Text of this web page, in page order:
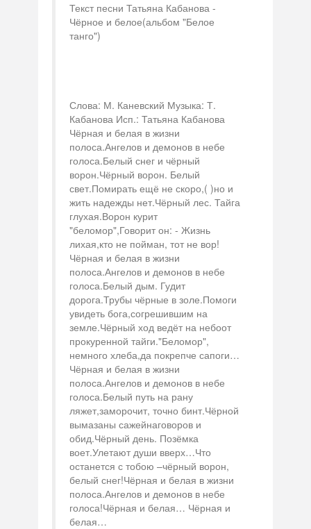
Текст песни Татьяна Кабанова -
Чёрное и белое(альбом "Белое
танго")
Слова: М. Каневский Музыка: Т.
Кабанова Исп.: Татьяна Кабанова
Чёрная и белая в жизни
полоса.Ангелов и демонов в небе
голоса.Белый снег и чёрный
ворон.Чёрный ворон. Белый
свет.Помирать ещё не скоро,( )но и
жить надежды нет.Чёрный лес. Тайга
глухая.Ворон курит
"беломор",Говорит он: - Жизнь
лихая,кто не пойман, тот не вор!
Чёрная и белая в жизни
полоса.Ангелов и демонов в небе
голоса.Белый дым. Гудит
дорога.Трубы чёрные в золе.Помоги
увидеть бога,согрешившим на
земле.Чёрный ход ведёт на небоот
прокуренной тайги."Беломор",
немного хлеба,да покрепче сапоги…
Чёрная и белая в жизни
полоса.Ангелов и демонов в небе
голоса.Белый путь на рану
ляжет,заморочит, точно бинт.Чёрной
вымазаны сажейнаговоров и
обид.Чёрный день. Позёмка
воет.Улетают души вверх…Что
останется с тобою –чёрный ворон,
белый снег!Чёрная и белая в жизни
полоса.Ангелов и демонов в небе
голоса!Чёрная и белая… Чёрная и
белая…